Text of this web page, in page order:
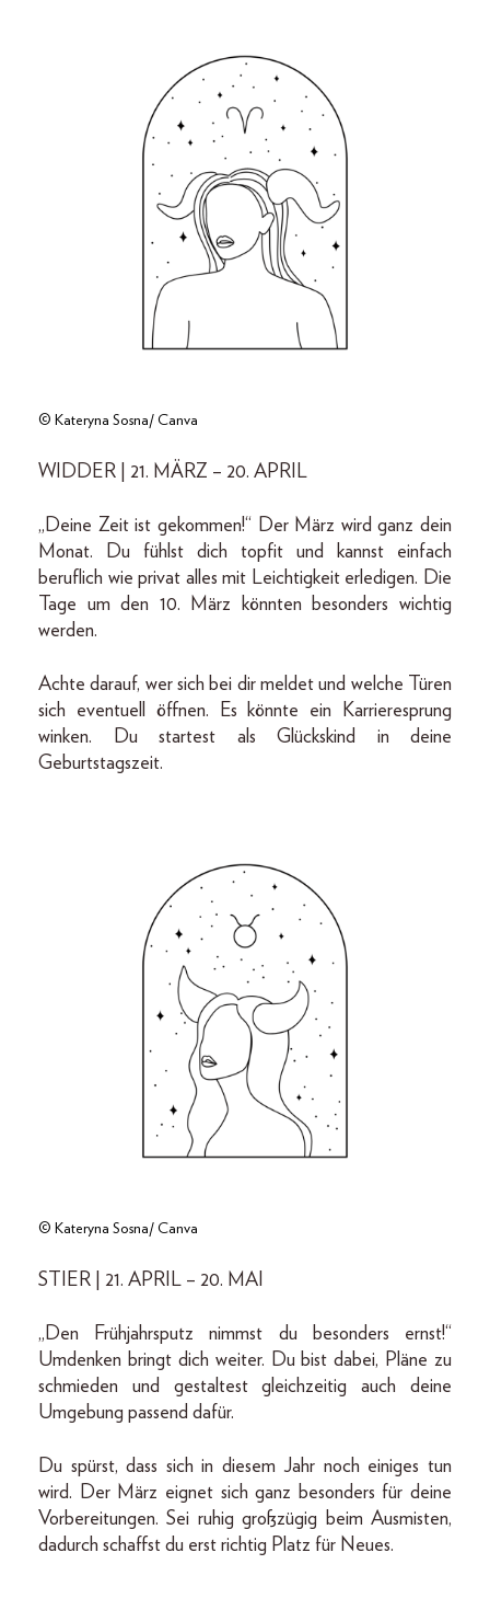
© Kateryna Sosna/ Canva
WIDDER | 21. MÄRZ – 20. APRIL
„Deine Zeit ist gekommen!“ Der März wird ganz dein
Monat. Du fühlst dich topfit und kannst einfach
beruflich wie privat alles mit Leichtigkeit erledigen. Die
Tage um den 10. März könnten besonders wichtig
werden.
Achte darauf, wer sich bei dir meldet und welche Türen
sich eventuell öffnen. Es könnte ein Karrieresprung
winken. Du startest als Glückskind in deine
Geburtstagszeit.
© Kateryna Sosna/ Canva
STIER | 21. APRIL – 20. MAI
„Den Frühjahrsputz nimmst du besonders ernst!“
Umdenken bringt dich weiter. Du bist dabei, Pläne zu
schmieden und gestaltest gleichzeitig auch deine
Umgebung passend dafür.
Du spürst, dass sich in diesem Jahr noch einiges tun
wird. Der März eignet sich ganz besonders für deine
Vorbereitungen. Sei ruhig großzügig beim Ausmisten,
dadurch schaffst du erst richtig Platz für Neues.